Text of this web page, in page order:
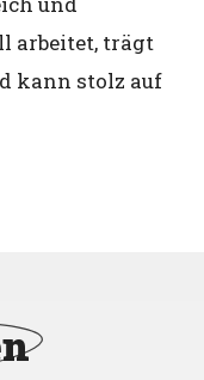
arbeitet, trägt
kann stolz auf